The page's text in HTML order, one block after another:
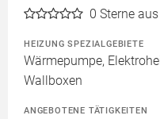
0 Sterne
HEIZUNG SPEZIALGEBIETE
Wärmepumpe,
Wallboxen
ANGEBOTENE TÄTIGKEITEN